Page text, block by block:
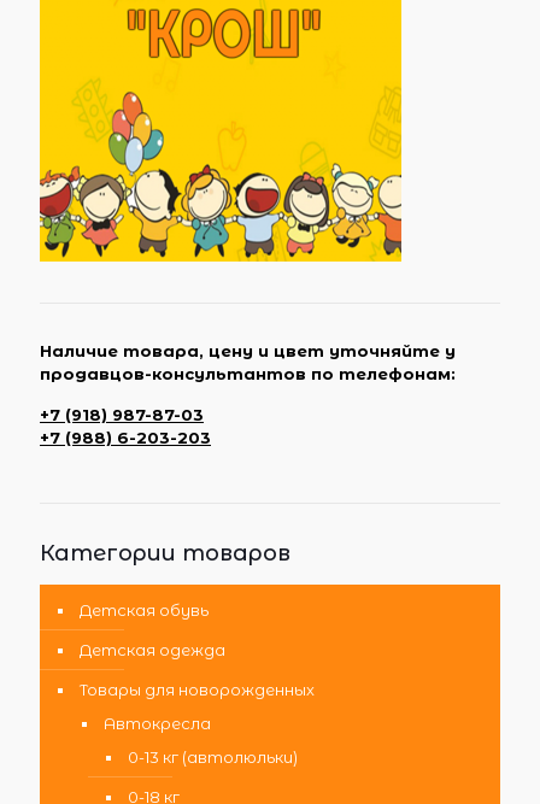
Наличие товара, цену и цвет уточняйте у
продавцов-консультантов по телефонам:
+7 (918) 987-87-03
+7 (988) 6-203-203
Категории товаров
Детская обувь
Детская одежда
Товары для новорожденных
Автокресла
0-13 кг (автолюльки)
0-18 кг